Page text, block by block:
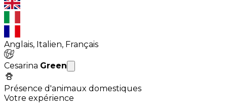
Anglais, Italien, Français
Cesarina Green
Présence d'animaux domestiques
Votre expérience